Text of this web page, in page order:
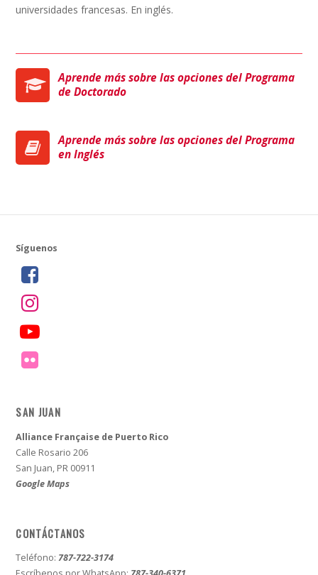
universidades francesas. En inglés.
Aprende más sobre las opciones del Programa
de Doctorado
Aprende más sobre las opciones del Programa
en Inglés
Síguenos
SAN JUAN
Alliance Française de Puerto Rico
Calle Rosario 206
San Juan, PR 00911
Google Maps
CONTÁCTANOS
Teléfono:787-722-3174